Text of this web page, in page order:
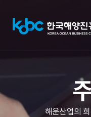
해운산업의